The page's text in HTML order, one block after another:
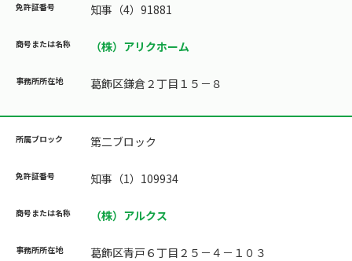
知事（4）91881
（株）アリクホーム
葛飾区鎌倉２丁目１５－８
第二ブロック
知事（1）109934
（株）アルクス
葛飾区青戸６丁目２５－４－１０３